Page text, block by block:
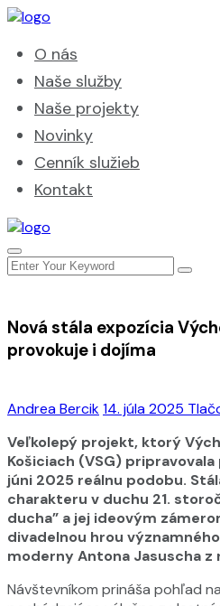
O nás
Naše služby
Naše projekty
Novinky
Cenník služieb
Kontakt
Andrea Bercik14. júla 2025
Nová stála expozícia
provokuje i dojíma
Veľkolepý projekt, ktorý
Košiciach (VSG)
júni 2025 reálnu podobu.
charakteru v duchu 21.
ducha” a jej ideovým
divadelnou hrou
moderny Antona Jasuscha z
Návštevníkom prináša pohľad